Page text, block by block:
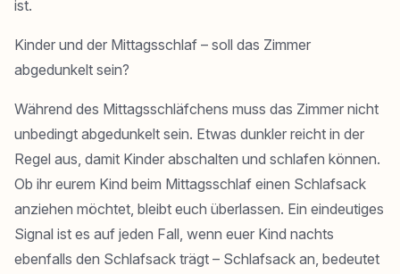
ist.
Kinder und der Mittagsschlaf – soll das Zimmer
abgedunkelt sein?
Während des Mittagsschläfchens muss das Zimmer nicht
unbedingt abgedunkelt sein. Etwas dunkler reicht in der
Regel aus, damit Kinder abschalten und schlafen können.
Ob ihr eurem Kind beim Mittagsschlaf einen Schlafsack
anziehen möchtet, bleibt euch überlassen. Ein eindeutiges
Signal ist es auf jeden Fall, wenn euer Kind nachts
ebenfalls den Schlafsack trägt – Schlafsack an, bedeutet